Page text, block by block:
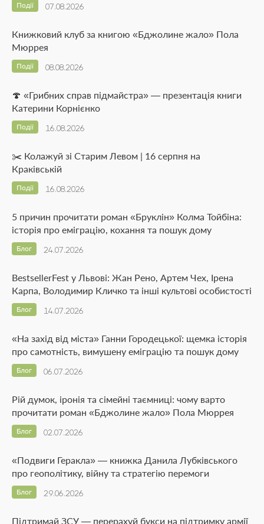
07.08.2026
Події
Книжковий клуб за книгою «Бджолине жало» Пола
Мюррея
08.08.2026
Події
🍄 «Грибних справ підмайстра» — презентація книги
Катерини Корнієнко
16.08.2026
Події
✂️ Колажуй зі Старим Левом | 16 серпня на
Краківській
16.08.2026
Події
5 причин прочитати роман «Бруклін» Колма Тойбіна:
історія про еміграцію, кохання та пошук дому
24.07.2026
Блог
BestsellerFest у Львові: Жан Рено, Артем Чех, Ірена
Карпа, Володимир Кличко та інші культові особистості
14.07.2026
Блог
«На захід від міста» Ганни Городецької: щемка історія
про самотність, вимушену еміграцію та пошук дому
06.07.2026
Блог
Рій думок, іронія та сімейні таємниці: чому варто
прочитати роман «Бджолине жало» Пола Мюррея
02.07.2026
Блог
«Подвиги Геракла» — книжка Данила Лубківського
про геополітику, війну та стратегію перемоги
29.06.2026
Блог
Підтримай ЗСУ — перерахуй букси на підтримку армії